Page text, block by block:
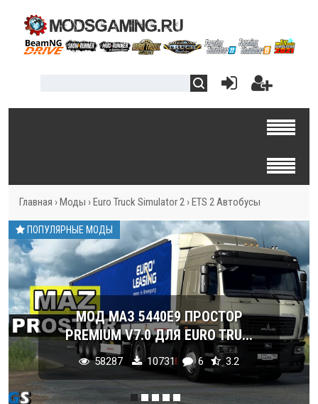
Главная › Моды › Euro Truck Simulator 2 › ETS 2 Автобусы
ПОПУЛЯРНЫЕ МОДЫ
МОД МАЗ 5440E9 ПРОСТОР
PREMIUM V7.0 ДЛЯ EURO TRU...
58287 10731 6 3.2